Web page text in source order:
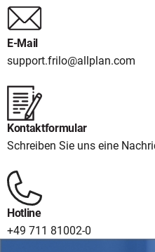
E-Mail
support.frilo@allplan.com
Kontaktformular
Schreiben Sie uns eine
Hotline
+49 711 81002-0